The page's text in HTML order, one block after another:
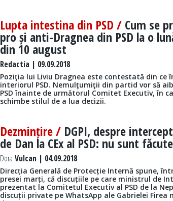
Lupta intestina din PSD / Cum se
pro și anti-Dragnea din PSD la o
din 10 august
Redactia | 09.09.2018
Poziţia lui Liviu Dragnea este contestată din ce
interiorul PSD. Nemulţumiţii din partid vor să
PSD înainte de următorul Comitet Executiv, în
schimbe stilul de a lua decizii.
Dezmințire / DGPI, despre
de Dan la CEx al PSD: nu sunt
Dora Vulcan | 04.09.2018
Direcția Generală de Protecție Internă spune,
presei marți, că discuțiile pe care ministrul de
prezentat la Comitetul Executiv al PSD de la
discuții private pe WhatsApp ale Gabrielei